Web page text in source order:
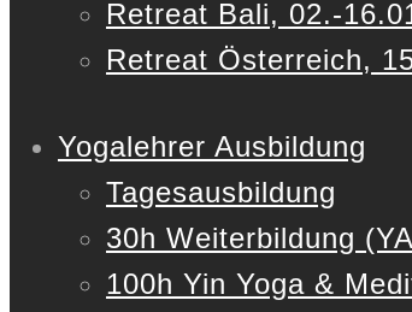
Retreat Bali, 02.-
Retreat Österreich,
Yogalehrer Ausbildung
Tagesausbildung
30h Weiterbildung
100h Yin Yoga &